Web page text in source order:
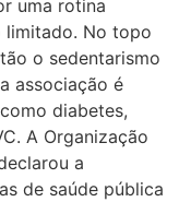
uma rotina
limitado. No topo
o sedentarismo
associação é
diabetes,
A Organização
a
de saúde pública